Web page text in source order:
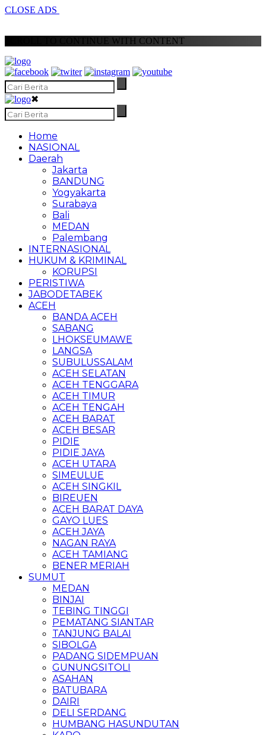
CLOSE ADS
SCROLL TO CONTINUE WITH CONTENT
✖
Home
NASIONAL
Daerah
Jakarta
BANDUNG
Yogyakarta
Surabaya
Bali
MEDAN
Palembang
INTERNASIONAL
HUKUM & KRIMINAL
KORUPSI
PERISTIWA
JABODETABEK
ACEH
BANDA ACEH
SABANG
LHOKSEUMAWE
LANGSA
SUBULUSSALAM
ACEH SELATAN
ACEH TENGGARA
ACEH TIMUR
ACEH TENGAH
ACEH BARAT
ACEH BESAR
PIDIE
PIDIE JAYA
ACEH UTARA
SIMEULUE
ACEH SINGKIL
BIREUEN
ACEH BARAT DAYA
GAYO LUES
ACEH JAYA
NAGAN RAYA
ACEH TAMIANG
BENER MERIAH
SUMUT
MEDAN
BINJAI
TEBING TINGGI
PEMATANG SIANTAR
TANJUNG BALAI
SIBOLGA
PADANG SIDEMPUAN
GUNUNGSITOLI
ASAHAN
BATUBARA
DAIRI
DELI SERDANG
HUMBANG HASUNDUTAN